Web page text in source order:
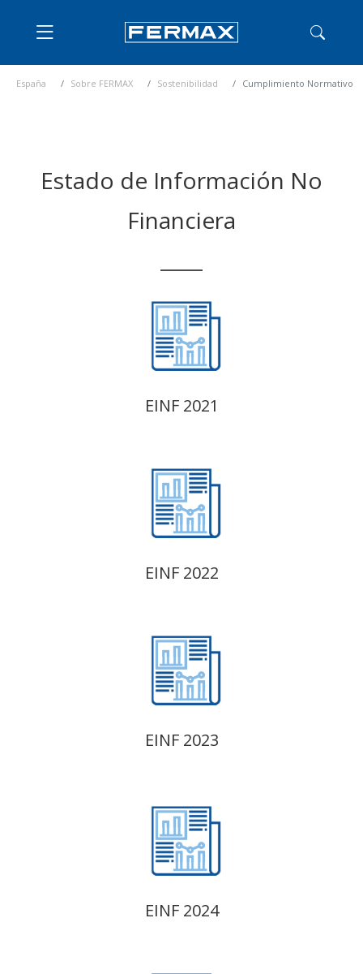
España Sobre FERMAX Sostenibilidad Cumplimiento Normativo
Estado de Información No
Financiera
EINF 2021
EINF 2022
EINF 2023
EINF 2024